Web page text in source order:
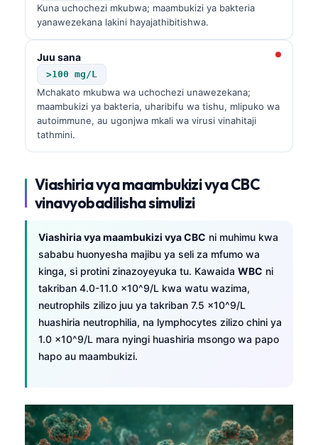
Kuna uchochezi mkubwa; maambukizi ya bakteria
yanawezekana lakini hayajathibitishwa.
Juu sana
>100 mg/L
Mchakato mkubwa wa uchochezi unawezekana;
maambukizi ya bakteria, uharibifu wa tishu, mlipuko wa
autoimmune, au ugonjwa mkali wa virusi vinahitaji
tathmini.
Viashiria vya maambukizi vya CBC
vinavyobadilisha simulizi
Viashiria vya maambukizi vya CBC ni muhimu kwa
sababu huonyesha majibu ya seli za mfumo wa
kinga, si protini zinazoyeyuka tu. Kawaida WBC ni
takriban 4.0-11.0 x10^9/L kwa watu wazima,
neutrophils zilizo juu ya takriban 7.5 x10^9/L
huashiria neutrophilia, na lymphocytes zilizo chini ya
1.0 x10^9/L mara nyingi huashiria msongo wa papo
hapo au maambukizi.